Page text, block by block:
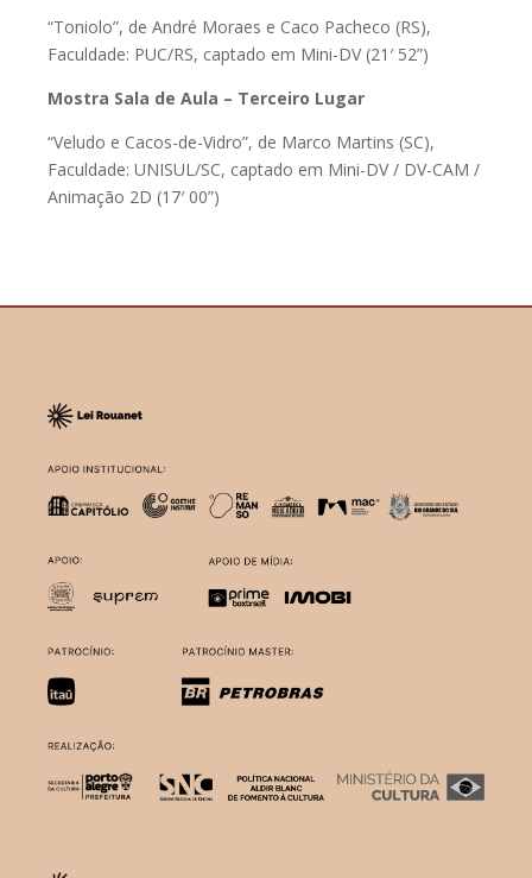
“Toniolo”, de André Moraes e Caco Pacheco (RS),
Faculdade: PUC/RS, captado em Mini-DV (21′ 52”)
Mostra Sala de Aula – Terceiro Lugar
“Veludo e Cacos-de-Vidro”, de Marco Martins (SC),
Faculdade: UNISUL/SC, captado em Mini-DV / DV-CAM /
Animação 2D (17′ 00”)